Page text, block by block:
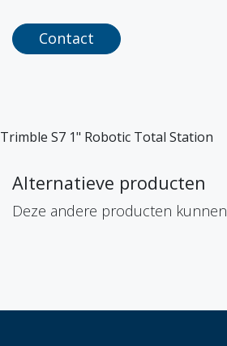
Contact
Trimble S7 1" Robotic Total Station
Alternatieve producten
Deze andere producten